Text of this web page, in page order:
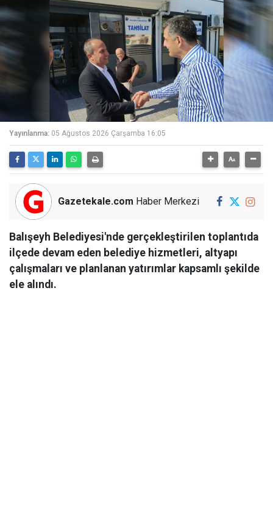
Yayınlanma: 05 Ağustos 2026 Çarşamba 16:05
Gazetekale.com Haber Merkezi
Balışeyh Belediyesi'nde gerçekleştirilen toplantıda
ilçede devam eden belediye hizmetleri, altyapı
çalışmaları ve planlanan yatırımlar kapsamlı şekilde
ele alındı.